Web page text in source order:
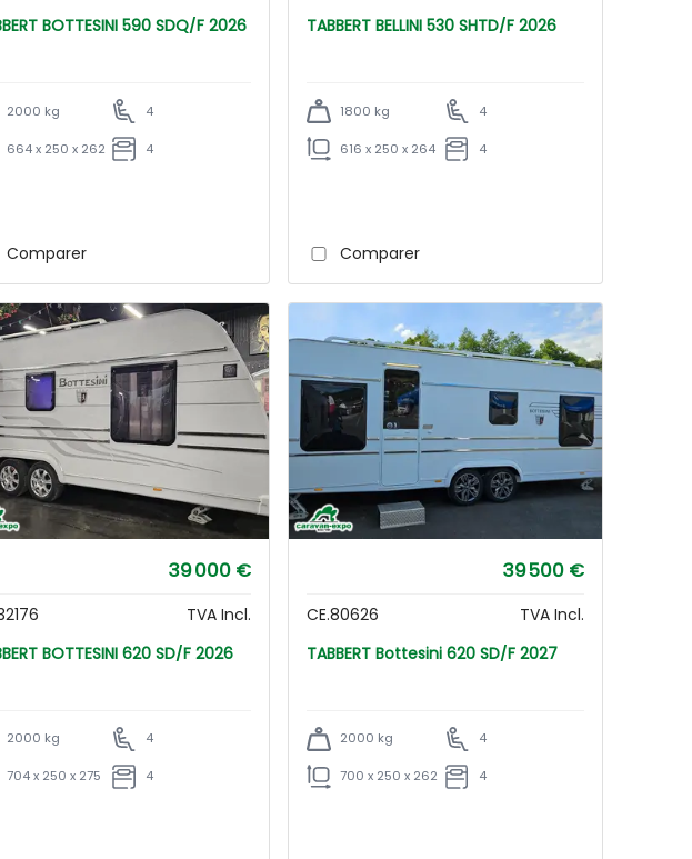
TABBERT BOTTESINI 590 SDQ/F 2026
2000 kg 4
664 x 250 x 262 4
Comparer
TABBERT BELLINI 530 SHTD/F 2026
1800 kg 4
616 x 250 x 264 4
Comparer
39 000 €
TVA Incl.
TABBERT BOTTESINI 620 SD/F 2026
2000 kg 4
704 x 250 x 275 4
39 500 €
CE.80626
TVA Incl.
TABBERT Bottesini 620 SD/F 2027
2000 kg 4
700 x 250 x 262 4